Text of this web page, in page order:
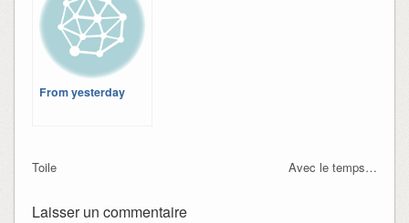
From yesterday
Avec le temps…
Toile
Laisser un commentaire